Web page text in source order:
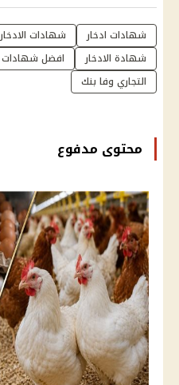
شهادات ادخار شهادات الادخار
شهادة الادخار
افضل شهادات
التجاري وفا بنك
محتوى مدفوع